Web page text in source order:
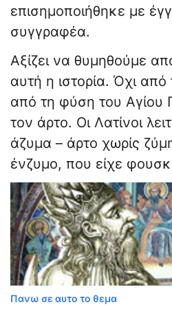
επισημοποιήθηκε με
συγγραφέα.
​Αξίζει να θυμηθούμε
αυτή η ιστορία. Όχι από
από τη φύση του Αγίου
τον άρτο. Οι Λατίνοι
άζυμα – άρτο χωρίς
ένζυμο, που είχε
Πανω σε αυτο το θεμα